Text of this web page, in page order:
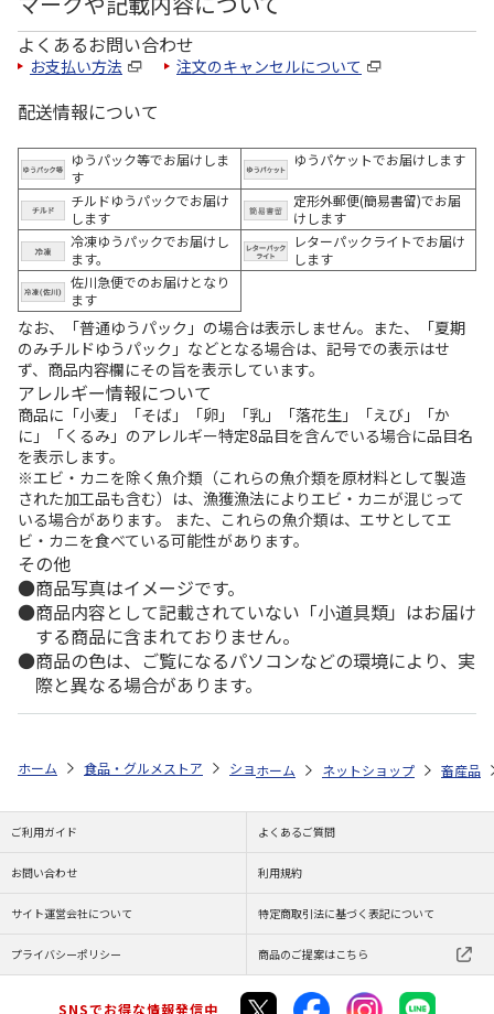
よくあるお問い合わせ
お支払い方法 注文のキャンセルについて
配送情報について
ゆうパック等でお届けしま
す
ゆうパケットでお届けします
チルドゆうパックでお届け
します
定形外郵便(簡易書留)でお届
けします
冷凍ゆうパックでお届けし
ます。
レターパックライトでお届け
します
佐川急便でのお届けとなり
ます
なお、「普通ゆうパック」の場合は表示しません。また、「夏期
のみチルドゆうパック」などとなる場合は、記号での表示はせ
ず、商品内容欄にその旨を表示しています。
アレルギー情報について
商品に「小麦」「そば」「卵」「乳」「落花生」「えび」「か
に」「くるみ」のアレルギー特定8品目を含んでいる場合に品目名
を表示します。
※エビ・カニを除く魚介類（これらの魚介類を原材料として製造
された加工品も含む）は、漁獲漁法によりエビ・カニが混じって
いる場合があります。 また、これらの魚介類は、エサとしてエ
ビ・カニを食べている可能性があります。
その他
商品写真はイメージです。
商品内容として記載されていない「小道具類」はお届け
する商品に含まれておりません。
商品の色は、ご覧になるパソコンなどの環境により、実
際と異なる場合があります。
ホーム 食品・グルメストア ショップ一覧 株式会社FUJI 【冷凍
ホーム ネットショップ 畜産品
ご利用ガイド よくあるご質問
お問い合わせ 利用規約
サイト運営会社について 特定商取引法に基づく表記について
プライバシーポリシー 商品のご提案はこちら
SNSでお得な情報発信中